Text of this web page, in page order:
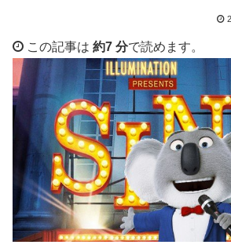
この記事は 約7 分で読めます。